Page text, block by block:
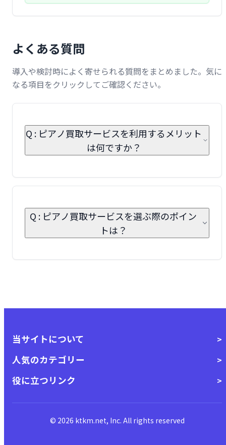
よくある質問
導入や検討時によく寄せられる質問をまとめました。気に
なる項目をクリックしてご確認ください。
Q : ピアノ買取サービスを利用するメリット
は何ですか？
Q : ピアノ買取サービスを選ぶ際のポイン
トは？
当サイトについて
人気のカテゴリー
役に立つリンク
© 2026 ktkm.net, Inc. All rights reserved